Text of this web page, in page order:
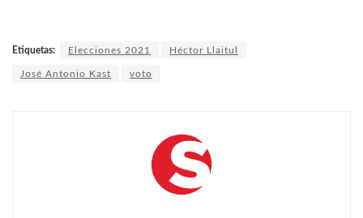
Etiquetas: Elecciones 2021 Héctor Llaitul
José Antonio Kast voto